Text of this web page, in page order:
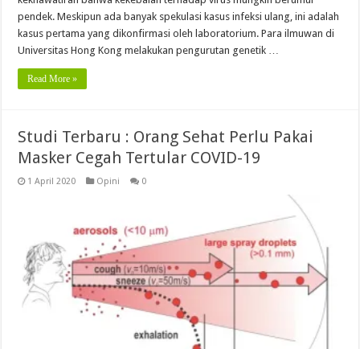
pendek. Meskipun ada banyak spekulasi kasus infeksi ulang, ini adalah
kasus pertama yang dikonfirmasi oleh laboratorium. Para ilmuwan di
Universitas Hong Kong melakukan pengurutan genetik …
Read More »
Studi Terbaru : Orang Sehat Perlu Pakai
Masker Cegah Tertular COVID-19
1 April 2020 Opini 0